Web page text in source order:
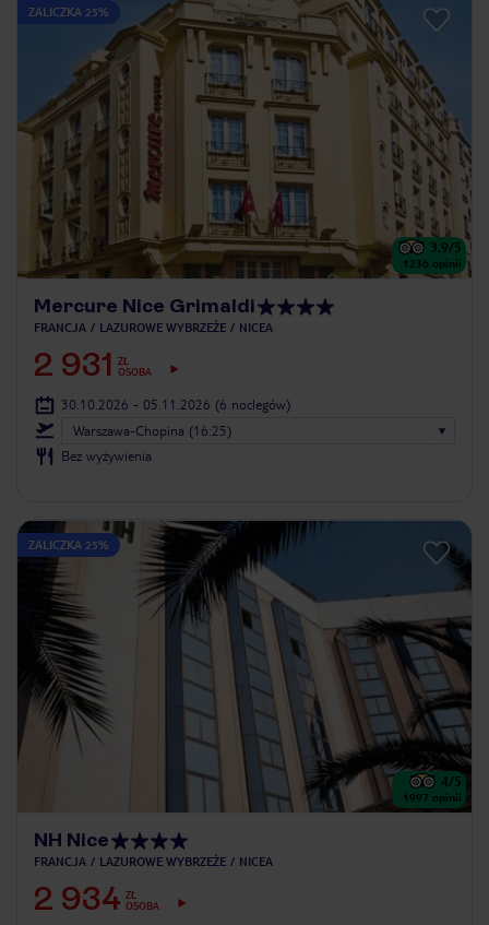
ZALICZKA 25%
3.9/5
1236 opinii
Mercure Nice Grimaldi
FRANCJA LAZUROWE WYBRZEŻE NICEA
2 931
ZŁ
OSOBA
30.10.2026 - 05.11.2026 (6 noclegów)
Warszawa-Chopina (16:25)
Bez wyżywienia
ZALICZKA 25%
4/5
1997 opinii
NH Nice
FRANCJA LAZUROWE WYBRZEŻE NICEA
2 934 ZŁ
OSOBA